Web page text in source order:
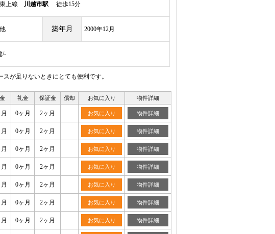
上線 川越市駅 徒歩15分
築年月 2000年12月
/-
が足りないときにとても便利です。
礼金 保証金 償却 お気に入り 物件詳細
0ヶ月 2ヶ月 お気に入り 物件詳細
0ヶ月 2ヶ月 お気に入り 物件詳細
0ヶ月 2ヶ月 お気に入り 物件詳細
0ヶ月 2ヶ月 お気に入り 物件詳細
0ヶ月 2ヶ月 お気に入り 物件詳細
0ヶ月 2ヶ月 お気に入り 物件詳細
0ヶ月 2ヶ月 お気に入り 物件詳細